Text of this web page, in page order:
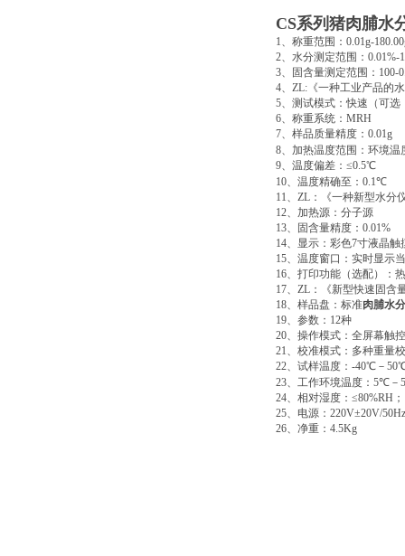
CS系列猪肉脯水
1、称重范围： 0.01g-
2、水分测定范围： 0.01%-
3、固含量测定范围： 100-
4、 ZL: 《一种工业产品的
5、测试模式：快速（可选
6、称重系统： MRH
7、样品质量精度： 0.01g
8、加热温度范围：环境温
9、温度偏差： ≤0.5℃
10、温度精确至： 0.1℃
11、 ZL ：《一种新型水分
12、加热源：分子源
13、固含量精度： 0.01%
14、显示：彩色7寸液晶触
15、温度窗口：实时显示
16、打印功能（选配）：
17、 ZL ：《新型快速固含
18、样品盘：标准肉脯水
19、参数： 12种
20、操作模式：全屏幕触
21、校准模式：多种重量
22、试样温度： -40℃ －
23、工作环境温度： 5℃ －
24、相对湿度： ≤80%RΗ ；
25、电源： 220V±20V/
26、净重： 4.5Kg